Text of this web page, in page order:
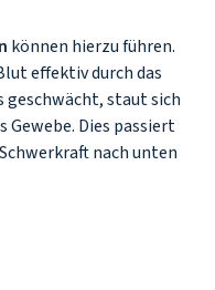
können hierzu führen.
effektiv durch das
geschwächt, staut sich
Dies passiert
nach unten